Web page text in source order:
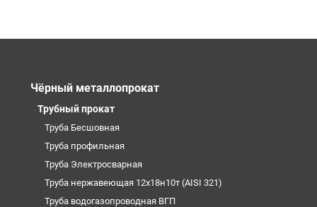
Чёрный металлопрокат
Трубный прокат
Труба Бесшовная
Труба профильная
Труба Электросварная
Труба нержавеющая 12х18н10т (AISI 321)
Труба водогазопроводная ВГП